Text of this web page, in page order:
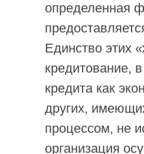
определенная
Единство этих
кредитование,
кредита как
других,
процессом, не
организация